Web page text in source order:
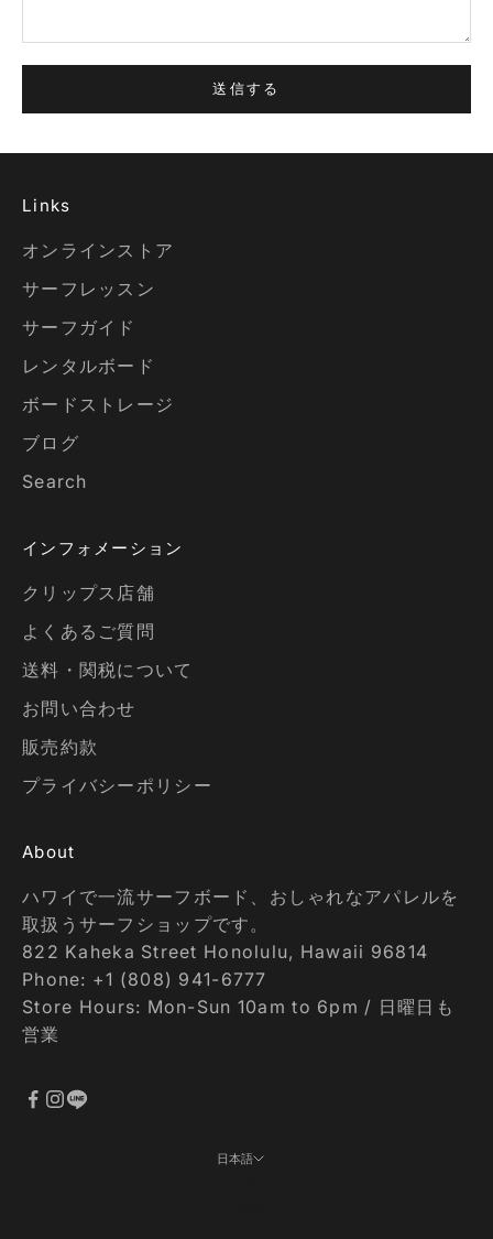
送信する
Links
オンラインストア
サーフレッスン
サーフガイド
レンタルボード
ボードストレージ
ブログ
Search
インフォメーション
クリップス店舗
よくあるご質問
送料・関税について
お問い合わせ
販売約款
プライバシーポリシー
About
ハワイで一流サーフボード、おしゃれなアパレルを
取扱うサーフショップです。
822 Kaheka Street Honolulu, Hawaii 96814
Phone: +1 (808) 941-6777
Store Hours: Mon-Sun 10am to 6pm / 日曜日も
営業
日本語